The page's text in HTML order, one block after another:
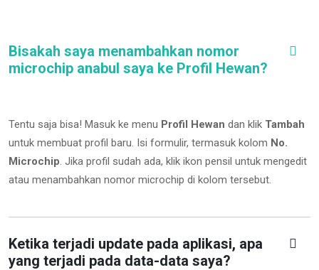
Bisakah saya menambahkan nomor
microchip anabul saya ke Profil Hewan?
Tentu saja bisa! Masuk ke menu Profil Hewan dan klik Tambah
untuk membuat profil baru. Isi formulir, termasuk kolom No.
Microchip. Jika profil sudah ada, klik ikon pensil untuk mengedit
atau menambahkan nomor microchip di kolom tersebut.
Ketika terjadi update pada aplikasi, apa
yang terjadi pada data-data saya?